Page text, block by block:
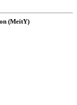
(MeitY)